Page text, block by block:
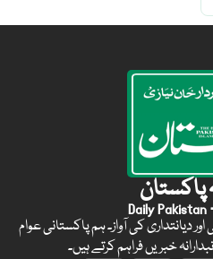
پاکستان
Daily Pakistan
سے سچائی اور دیانتداری کی آواز۔ ہم پاکستانی عوام
خبریں فراہم کرتے ہیں۔